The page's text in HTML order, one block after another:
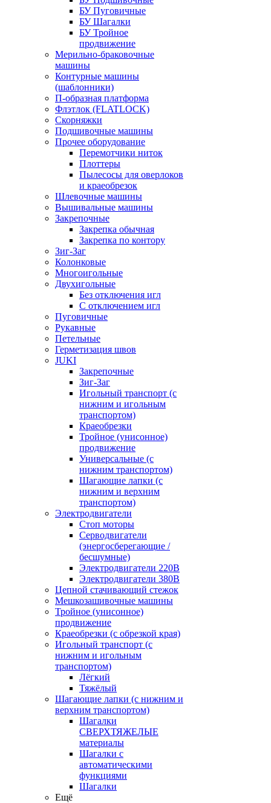
БУ Пуговичные
БУ Шагалки
БУ Тройное
продвижение
Мерильно-браковочные
машины
Контурные машины
(шаблонники)
П-образная платформа
Флэтлок (FLATLOCK)
Скорняжки
Подшивочные машины
Прочее оборудование
Перемотчики ниток
Плоттеры
Пылесосы для оверлоков
и краеобрезок
Шлевочные машины
Вышивальные машины
Закрепочные
Закрепка обычная
Закрепка по контору
Зиг-Заг
Колонковые
Многоигольные
Двухигольные
Без отключения игл
С отключением игл
Пуговичные
Рукавные
Петельные
Герметизация швов
JUKI
Закрепочные
Зиг-Заг
Игольный транспорт (с
нижним и игольным
транспортом)
Краеобрезки
Тройное (унисонное)
продвижение
Универсальные (с
нижним транспортом)
Шагающие лапки (с
нижним и верхним
транспортом)
Электродвигатели
Стоп моторы
Серводвигатели
(энергосберегающие /
бесшумные)
Электродвигатели 220В
Электродвигатели 380В
Цепной стачивающий стежок
Мешкозашивочные машины
Тройное (унисонное)
продвижение
Краеобрезки (с обрезкой края)
Игольный транспорт (с
нижним и игольным
транспортом)
Лёгкий
Тяжёлый
Шагающие лапки (с нижним и
верхним транспортом)
Шагалки
СВЕРХТЯЖЕЛЫЕ
материалы
Шагалки с
автоматическими
функциями
Шагалки
Ещё